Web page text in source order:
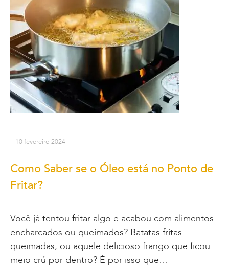
10 fevereiro 2024
Como Saber se o Óleo está no Ponto de
Fritar?
Você já tentou fritar algo e acabou com alimentos
encharcados ou queimados? Batatas fritas
queimadas, ou aquele delicioso frango que ficou
meio crú por dentro? É por isso que…